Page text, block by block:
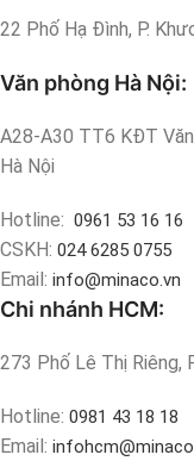
22 Phố Hạ Đình, P.
Văn phòng Hà Nội:
A28-A30 TT6 KĐT Văn
Hà Nội
Hotline: 0961 53 16 16
CSKH: 024 6285 0755
Email: info@minaco.vn
Chi nhánh HCM:
273 Phố Lê Thị Riêng,
Hotline: 0981 43 18 18
Email: